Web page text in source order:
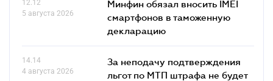
12.12
5 августа 2026
Минфин обязал вносить IMEI
смартфонов в таможенную
декларацию
14.14
4 августа 2026
За неподачу подтверждения
льгот по МТП штрафа не будет